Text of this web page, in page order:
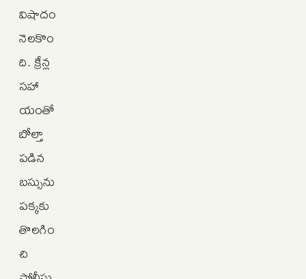
విషాదం
నెలకొం
ది. క్రేన్ల
సహా
యంతో
బోల్తా
పడిన
బస్సును
పక్కకు
తొలగిం
చి